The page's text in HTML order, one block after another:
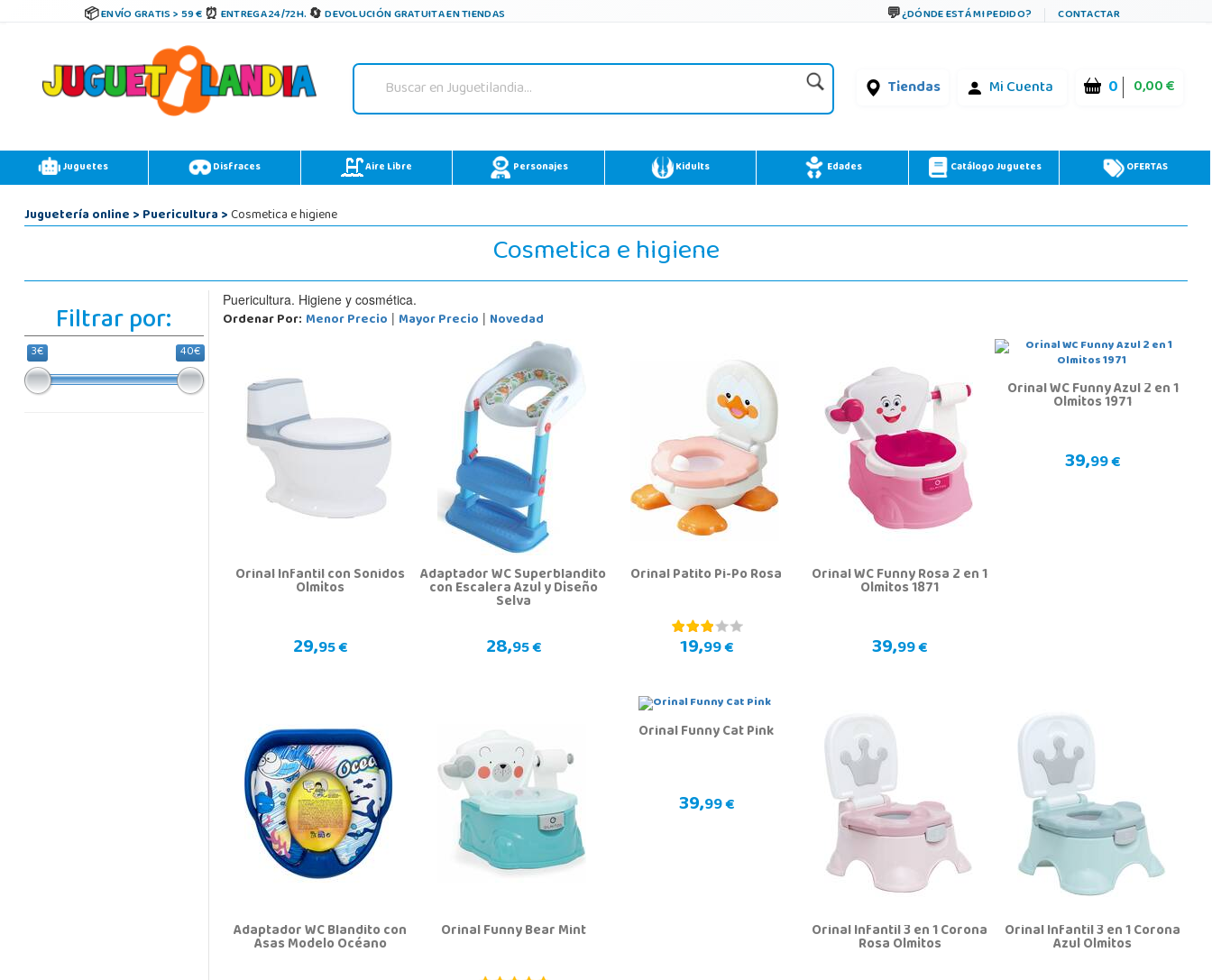
ENVÍO GRATIS > 59 € ENTREGA 24/72H. DEVOLUCIÓN GRATUITA EN TIENDAS ¿DÓNDE ESTÁ MI PEDIDO? CONTACTAR
Tiendas Mi Cuenta 0 0,00 €
Juguetes Disfraces Aire Libre Personajes Kidults Edades Catálogo Juguetes OFERTAS
Juguetería online>Puericultura>Cosmetica e higiene
Cosmetica e higiene
Filtrar por:
3€ 40€
Puericultura. Higiene y cosmética.
Ordenar Por: Menor Precio | Mayor Precio | Novedad
Orinal Infantil con Sonidos
Olmitos
29,95 €
Adaptador WC Superblandito
con Escalera Azul y Diseño
Selva
28,95 €
Orinal Patito Pi-Po Rosa
19,99 €
Orinal WC Funny Rosa 2 en 1
Olmitos 1871
39,99 €
Orinal WC Funny Azul 2 en 1
Olmitos 1971
39,99 €
Adaptador WC Blandito con
Asas Modelo Océano Orinal Funny Bear Mint
Orinal Funny Cat Pink
39,99 €
Orinal Infantil 3 en 1 Corona
Rosa Olmitos Orinal Infantil 3 en 1 Corona
Azul Olmitos